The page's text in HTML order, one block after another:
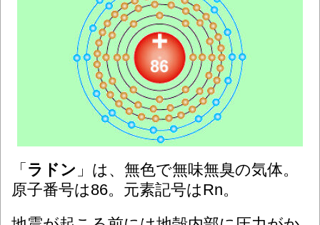
「 ラドン 」は、無色で無味無臭の気体。
原子番号は86。元素記号はRn。